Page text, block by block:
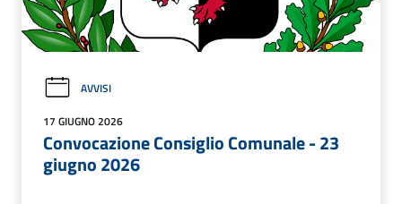
AVVISI
17 GIUGNO 2026
Convocazione Consiglio Comunale - 23
giugno 2026